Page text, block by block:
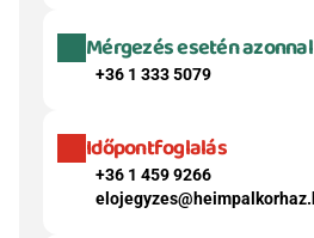
Mérgezés esetén
+36 1 333 5079
Időpontfoglalás
+36 1 459 9266